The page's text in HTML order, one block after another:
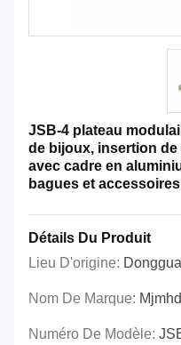
JSB-4 plateau
de bijoux, insertion de
avec cadre en
bagues et accessoires
Détails Du Produit
Lieu D'origine:
Nom De Marque: Mjmhd
Numéro De Modèle: